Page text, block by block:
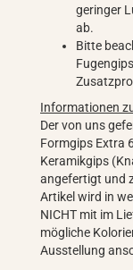
geringer
ab.
Bitte
Informationen
Der von uns
Formgips Extra
Keramikgips
angefertigt und
Artikel wird in
NICHT mit im
mögliche
Ausstellung